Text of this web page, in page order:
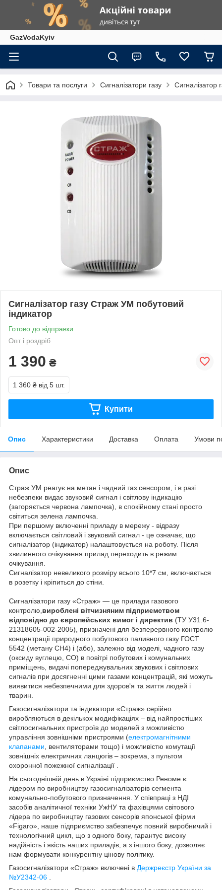
GazVodaKyiv
Товари та послуги Сигналізатори газу Сигналізатор
Сигналізатор газу Страж УМ побутовий
індикатор
Готово до відправки
Опт і роздріб
1 390 ₴
1 360 ₴ від 5 шт.
Купити
Опис Характеристики Доставка Оплата Умови
Опис
Страж УМ реагує на метан і чадний газ сенсором, і в разі
небезпеки видає звуковий сигнал і світлову індикацію
(загоряється червона лампочка), в спокійному стані просто
світиться зелена лампочка.
При першому включенні приладу в мережу - відразу
включається світловий і звуковий сигнал - це означає, що
сигналізатор (індикатор) налаштовується на роботу. Після
хвилинного очікування прилад переходить в режим
очікування.
Сигналізатор невеликого розміру всього 10*7 см, включається
в розетку і кріпиться до стіни.
Сигналізатори газу «Страж» ― це прилади газового
контролю, вироблені вітчизняним підприємством
відповідно до європейських вимог і директив (ТУ У31.6-
21318605-002-2005), призначені для безперервного контролю
концентрації природного побутового паливного газу ГОСТ
5542 (метану СН4) і (або), залежно від моделі, чадного газу
(оксиду вуглецю, СО) в повітрі побутових і комунальних
приміщень, видачі попереджувальних звукових і світлових
сигналів при досягненні цими газами концентрацій, які можуть
виявитися небезпечними для здоров'я та життя людей і
тварин.
Газосигналізатори та індикатори «Страж» серійно
виробляються в декількох модифікаціях – від найпростіших
світлосигнальних пристроїв до моделей з можливістю
управління зовнішніми пристроями (електромагнітними
клапанами , вентиляторами тощо) і можливістю комутації
зовнішніх електричних ланцюгів – зокрема, з пультом
охоронної пожежної сигналізації .
На сьогоднішній день в Україні підприємство Реноме є
лідером по виробництву газосигналізаторів сегмента
комунально-побутового призначення. У співпраці з НДІ
засобів аналітичної техніки УжНУ та фахівцями світового
лідера по виробництву газових сенсорів японської фірми
«Figaro», наше підприємство забезпечує повний виробничий і
технологічний цикл, що з одного боку, гарантує високу
надійність і якість наших приладів, а з іншого боку, дозволяє
нам формувати конкурентну цінову політику.
Газосигналізатори «Страж» включені в Держреєстр України за
№У2342-06